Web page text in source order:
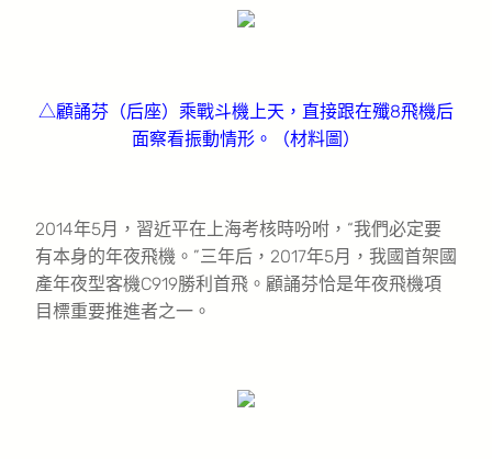
△顧誦芬（后座）乘戰斗機上天，直接跟在殲8飛機后
面察看振動情形。（材料圖）
2014年5月，習近平在上海考核時吩咐，“我們必定要
有本身的年夜飛機。”三年后，2017年5月，我國首架國
產年夜型客機C919勝利首飛。顧誦芬恰是年夜飛機項
目標重要推進者之一。